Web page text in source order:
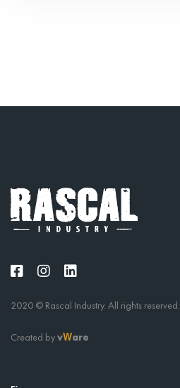
2020 © Rascal Industry. All rights reserved.
Created byvWare